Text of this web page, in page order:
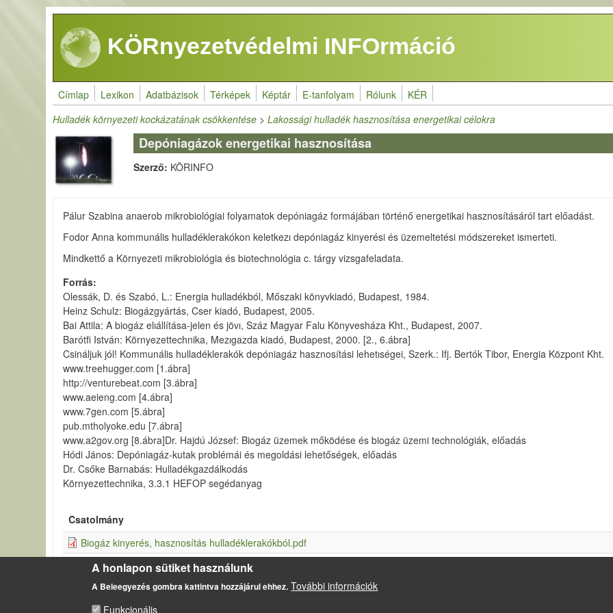
Ugrás a tartalomra
KÖRnyezetvédelmi INFOrmáció
Címlap Lexikon Adatbázisok Térképek Képtár E-tanfolyam Rólunk KÉR
Hulladék környezeti kockázatának csökkentése >Lakossági hulladék hasznosítása energetikai célokra
Depóniagázok energetikai hasznosítása
Szerző: KÖRINFO
Pálur Szabina anaerob mikrobiológiai folyamatok depóniagáz formájában történő energetikai hasznosításáról tart előadást.
Fodor Anna kommunális hulladéklerakókon keletkezı depóniagáz kinyerési és üzemeltetési módszereket ismerteti.
Mindkettő a Környezeti mikrobiológia és biotechnológia c. tárgy vizsgafeladata.
Forrás
Olessák, D. és Szabó, L.: Energia hulladékból, Mőszaki könyvkiadó, Budapest, 1984.
Heinz Schulz: Biogázgyártás, Cser kiadó, Budapest, 2005.
Bai Attila: A biogáz elıállítása-jelen és jövı, Száz Magyar Falu Könyvesháza Kht., Budapest, 2007.
Barótfi István: Környezettechnika, Mezıgazda kiadó, Budapest, 2000. [2., 6.ábra]
Csináljuk jól! Kommunális hulladéklerakók depóniagáz hasznosítási lehetıségei, Szerk.: Ifj. Bertók Tibor, Energia Központ Kht.
www.treehugger.com [1.ábra]
http://venturebeat.com [3.ábra]
www.aeieng.com [4.ábra]
www.7gen.com [5.ábra]
pub.mtholyoke.edu [7.ábra]
www.a2gov.org [8.ábra]Dr. Hajdú József: Biogáz üzemek mőködése és biogáz üzemi technológiák, előadás
Hódi János: Depóniagáz-kutak problémái és megoldási lehetőségek, előadás
Dr. Csőke Barnabás: Hulladékgazdálkodás
Környezettechnika, 3.3.1 HEFOP segédanyag
Csatolmány
Biogáz kinyerés, hasznosítás hulladéklerakókból.pdf
Gáz kinyerése kommunális hulladéklerakóból.pdf
A honlapon sütiket használunk
A Beleegyezés gombra kattintva hozzájárul ehhez. További információk
Funkcionális